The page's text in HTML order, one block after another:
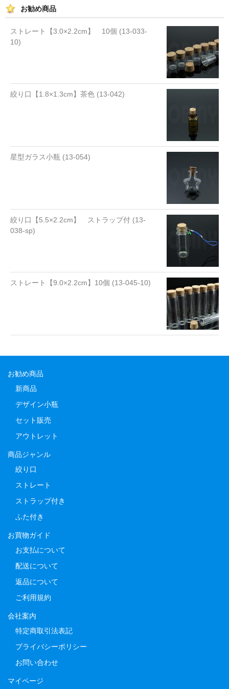
お勧め商品
ストレート【3.0×2.2cm】 10個 (13-033-
10)
絞り口【1.8×1.3cm】茶色 (13-042)
星型ガラス小瓶 (13-054)
絞り口【5.5×2.2cm】 ストラップ付 (13-
038-sp)
ストレート【9.0×2.2cm】10個 (13-045-10)
お勧め商品
新商品
デザイン小瓶
セット販売
アウトレット
商品ジャンル
絞り口
ストレート
ストラップ付き
ふた付き
お買物ガイド
お支払について
配送について
返品について
ご利用規約
会社案内
特定商取引法表記
プライバシーポリシー
お問い合わせ
マイページ